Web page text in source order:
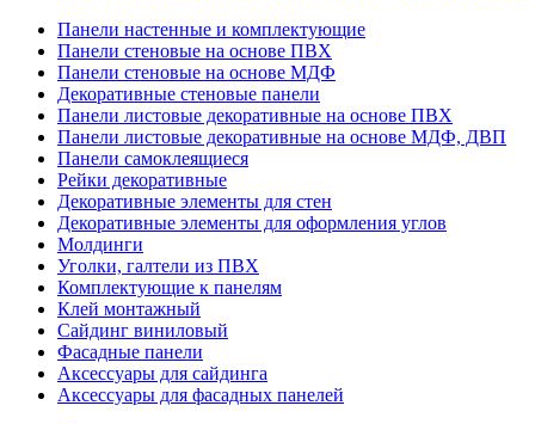
Панели настенные и комплектующие
Панели стеновые на основе ПВХ
Панели стеновые на основе МДФ
Декоративные стеновые панели
Панели листовые декоративные на основе ПВХ
Панели листовые декоративные на основе МДФ, ДВП
Панели самоклеящиеся
Рейки декоративные
Декоративные элементы для стен
Декоративные элементы для оформления углов
Молдинги
Уголки, галтели из ПВХ
Комплектующие к панелям
Клей монтажный
Сайдинг виниловый
Фасадные панели
Аксессуары для сайдинга
Аксессуары для фасадных панелей